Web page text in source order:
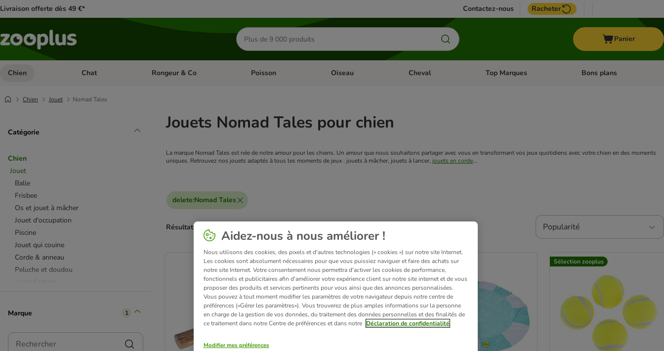
Livraison offerte dès 49 €* Contactez-nous Racheter
Rechercher
des
produits
Panier
Chien Dérouler les catégories: Chien
Chat Dérouler les catégories: Chat
Rongeur & Co Dérouler les catégories: Rongeur & Co
Poisson Dérouler les catégories: Poisson
Oiseau Dérouler les catégories: Oiseau
Cheval Dérouler les catégories: Cheval
Top Marques Dérouler les catégories: Top
Bons plans
Chien Jouet Nomad Tales
Catégorie
Chien
Jouet
Balle
Frisbee
Os et jouet à mâcher
Jouet d'occupation
Piscine
Jouet qui couine
Corde & anneau
Peluche et doudou
Jouet lumineux ou réfléchissant
KONG
Trixie
Marque 1
Rechercher
Jouets Nomad Tales pour chien
La marque Nomad Tales est née de notre amour pour les chiens. Un amour que nous souhaitons partager avec vous en transformant vos jeux quotidiens avec votre chien en des moments
uniques. Retrouvez nos jouets adaptés à tous les moments de jeux : jouets à mâcher, jouets à lancer, jouets en corde...
delete:Nomad Tales
Résultats 1 à 47 sur 47 Popularité
product items have been changed
Sélection zooplus Sélection zooplus
Aidez-nous à nous améliorer !
Nous utilisons des cookies, des pixels et d'autres technologies (« cookies ») sur notre site Internet.
Les cookies sont absolument nécessaires pour que vous puissiez naviguer et faire des achats sur
notre site Internet. Votre consentement nous permettra d'activer les cookies de performance,
fonctionnels et publicitaires afin d'améliorer votre expérience client sur notre site internet et de vous
proposer des produits et services pertinents pour vous ainsi que des annonces personnalisées.
Vous pouvez à tout moment modifier les paramètres de votre navigateur depuis notre centre de
préférences («Gérer les paramètres»). Vous trouverez de plus amples informations sur la personne
en charge de la gestion de vos données, du traitement des données personnelles et des finalités de
ce traitement dans notre Centre de préférences et dans notre Déclaration de confidentialité
Modifier mes préférences